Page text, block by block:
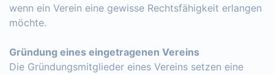
wenn ein Verein eine gewisse Rechtsfähigkeit erlangen
möchte.
Gründung eines eingetragenen Vereins
Die Gründungsmitglieder eines Vereins setzen eine